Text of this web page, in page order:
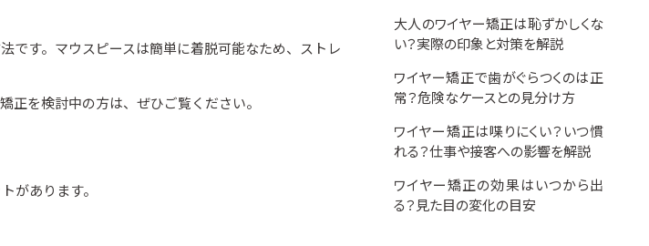
です。マウスピースは簡単に着脱可能なため、ストレ
を検討中の方は、ぜひご覧ください。
があります。
大人のワイヤー矯正は恥ずかしくな
い？実際の印象と対策を解説
ワイヤー矯正で歯がぐらつくのは正
常？危険なケースとの見分け方
ワイヤー矯正は喋りにくい？いつ慣
れる？仕事や接客への影響を解説
ワイヤー矯正の効果はいつから出
る？見た目の変化の目安